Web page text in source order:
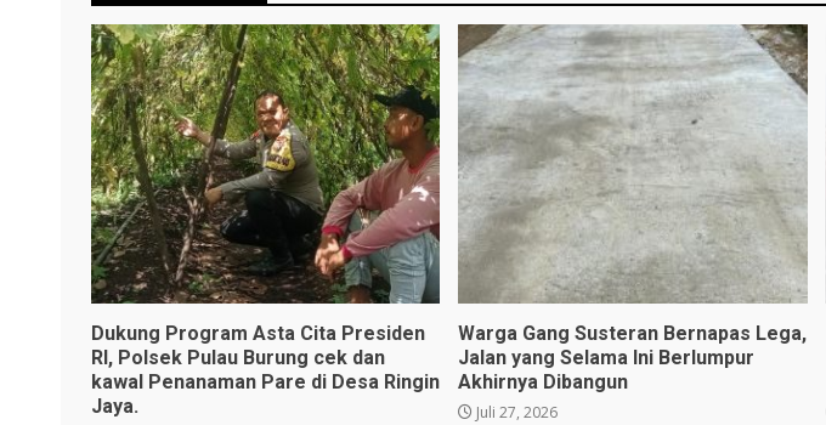
Dukung Program Asta Cita Presiden
RI, Polsek Pulau Burung cek dan
kawal Penanaman Pare di Desa Ringin
Jaya.
Warga Gang Susteran Bernapas Lega,
Jalan yang Selama Ini Berlumpur
Akhirnya Dibangun
Juli 27, 2026